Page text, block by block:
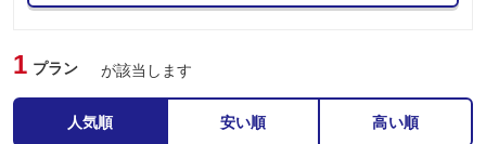
1 プラン が該当します
人気順 安い順 高い順